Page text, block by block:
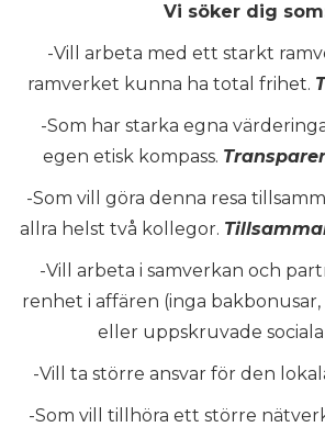
Vi söker dig
-Vill arbeta med ett starkt
ramverket kunna ha total frihet.
-Som har starka egna
egen etisk kompass.
-Som vill göra denna resa
allra helst två kollegor.
-Vill arbeta i samverkan och
renhet i affären (inga bakbonusar,
eller uppskruvade sociala
-Vill ta större ansvar för den
-Som vill tillhöra ett större